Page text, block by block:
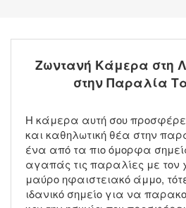
Ζωντανή Κάμερα στη
στην Παραλία
Η κάμερα αυτή σου
και καθηλωτική θέα στην
ένα από τα πιο όμορφα
αγαπάς τις παραλίες με τον
μαύρο ηφαιστειακό άμμο,
ιδανικό σημείο για να